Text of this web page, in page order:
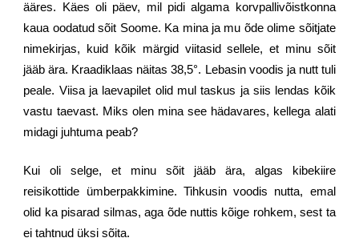
ääres. Käes oli päev, mil pidi algama korvpallivõistkonna
kaua oodatud sõit Soome. Ka mina ja mu õde olime sõitjate
nimekirjas, kuid kõik märgid viitasid sellele, et minu sõit
jääb ära. Kraadiklaas näitas 38,5°. Lebasin voodis ja nutt tuli
peale. Viisa ja laevapilet olid mul taskus ja siis lendas kõik
vastu taevast. Miks olen mina see hädavares, kellega alati
midagi juhtuma peab?
Kui oli selge, et minu sõit jääb ära, algas kibekiire
reisikottide ümberpakkimine. Tihkusin voodis nutta, emal
olid ka pisarad silmas, aga õde nuttis kõige rohkem, sest ta
ei tahtnud üksi sõita.